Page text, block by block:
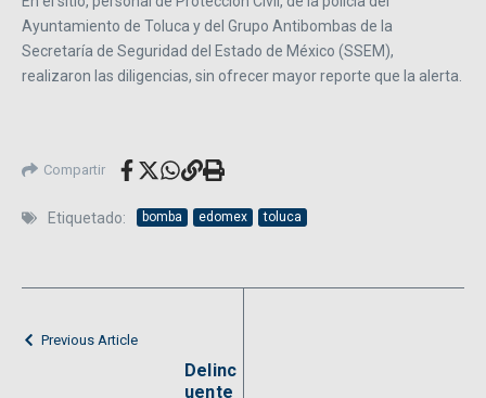
Ayuntamiento de Toluca y del Grupo Antibombas de la
Secretaría de Seguridad del Estado de México (SSEM),
realizaron las diligencias, sin ofrecer mayor reporte que la alerta.
Compartir
Etiquetado: bomba edomex toluca
Previous Article
Delinc
uente